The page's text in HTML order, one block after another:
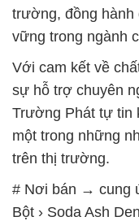
trường, đồng hành
vững trong ngành
Với cam kết về
sự hỗ trợ chuyên
Trường Phát tự tin
một trong những
trên thị trường.
# Nơi bán → cung
Bột › Soda Ash